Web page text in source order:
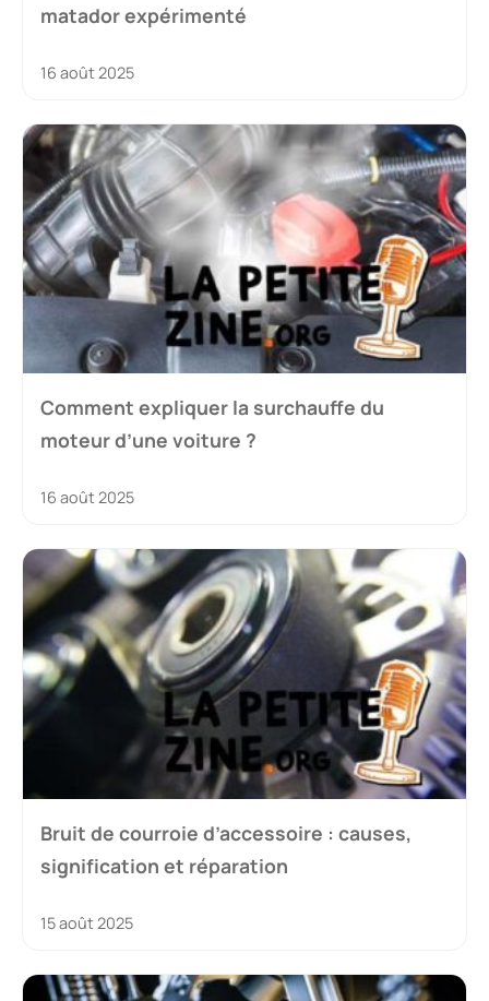
matador expérimenté
16 août 2025
Comment expliquer la surchauffe du
moteur d’une voiture ?
16 août 2025
Bruit de courroie d’accessoire : causes,
signification et réparation
15 août 2025